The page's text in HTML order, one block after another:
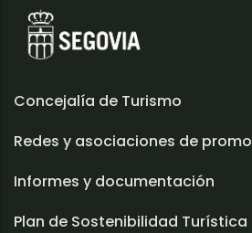
Concejalía de Turismo
Redes y asociaciones de
Informes y documentación
Plan de Sostenibilidad Turística